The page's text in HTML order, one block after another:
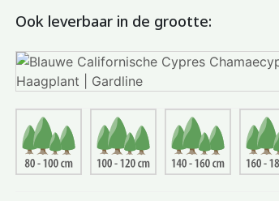
Ook leverbaar in de grootte: